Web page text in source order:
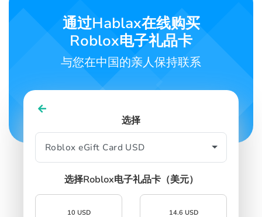
服
们
SIGN UP
通过Hablax在线购买
Roblox电子礼品卡
与您在中国的亲人保持联系
选择
选择Roblox电子礼品卡（美元）
10 USD 14.6 USD